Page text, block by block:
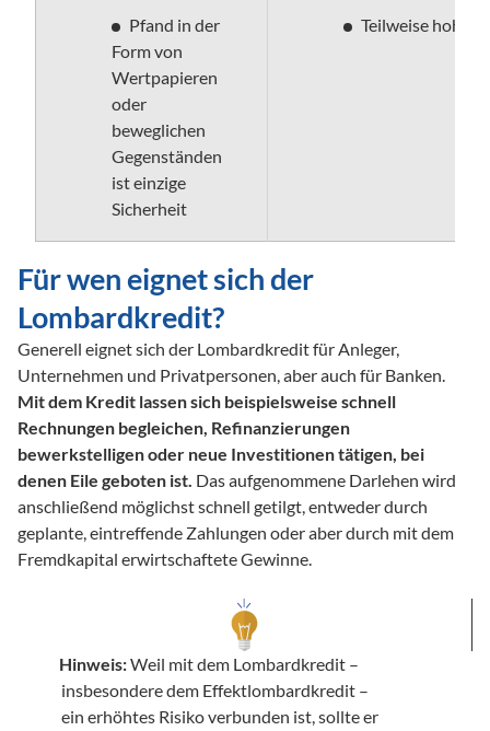
Pfand in der
Form von
Wertpapieren
oder
beweglichen
Gegenständen
ist einzige
Sicherheit
Teilweise hohe
Für wen eignet sich der
Lombardkredit?
Generell eignet sich der Lombardkredit für Anleger,
Mit dem Kredit lassen sich beispielsweise schnell
Rechnungen begleichen, Refinanzierungen
bewerkstelligen oder neue Investitionen tätigen, bei
denen Eile geboten ist. Das aufgenommene Darlehen wird
anschließend möglichst schnell getilgt, entweder durch
geplante, eintreffende Zahlungen oder aber durch mit dem
Fremdkapital erwirtschaftete Gewinne.
Hinweis: Weil mit dem Lombardkredit –
insbesondere dem Effektlombardkredit –
ein erhöhtes Risiko verbunden ist, sollte er